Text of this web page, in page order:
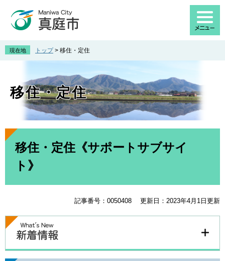
先
を 現在地 トップ > 移住・定住
移住・定住
本
移住・定住《サポートサブサイ
ト》
記事番号：0050408 更新日：2023年4月1日更新